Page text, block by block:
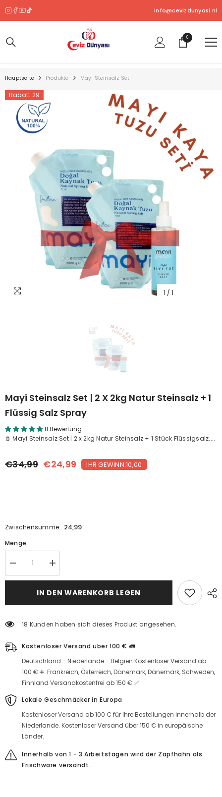
info@cevizdunyasi.nl
00
Produkt
Hauptseite Produkte Mayi Steinsalz Set
Rabatt 29
1 / 1
Mayi Steinsalz Set | 2 X 2kg Natur Steinsalz + 1
Flüssig Salz Spray
11 Bewertung
🧂 Mayi Steinsalz Set | 2 x 2kg Natur Steinsalz + 1 Stück Flüssigsalz....
€34,99 €24,99 IHR GEWINN:10,00
Zwischensumme:: 24,99
Menge
Steinsalz
Set
x
Steinsalz
1
Stück
Reduzierte
Menge
Spray
Mayi
Steinsalz
Set
Menge
erhöhen
x
Steinsalz
1
Stück
Spray
IN DEN WARENKORB LEGEN
18 Kunden haben sich dieses Produkt angesehen.
Kostenloser Versand über 100 € 🚛.
Deutschland - Niederlande - Belgien Kostenloser Versand ab
100 € ➕. Frankreich, Österreich, Dänemark, Dänemark, Schweden,
Finnland Versandkostenfrei ab 150 € ✅
Lokale Geschmäcker in Europa
Kostenloser Versand ab 100 € für Ihre Bestellungen innerhalb der
Niederlande. Kostenloser Versand über 150 € in europäische
Länder.
Innerhalb von 1 - 3 Arbeitstagen wird der Zapfhahn als
Frischware versandt.